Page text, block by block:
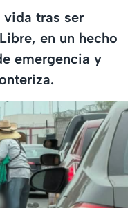
vida tras ser
en un hecho
emergencia y